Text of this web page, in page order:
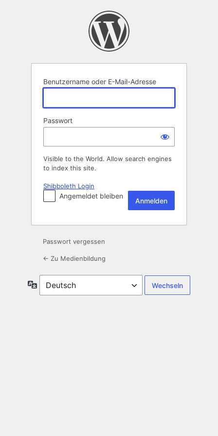
Benutzername oder E-Mail-Adresse
Passwort
Visible to the World. Allow search engines
to index this site.
Shibboleth Login
Angemeldet bleiben
Passwort vergessen
← Zu Medienbildung
Sprache